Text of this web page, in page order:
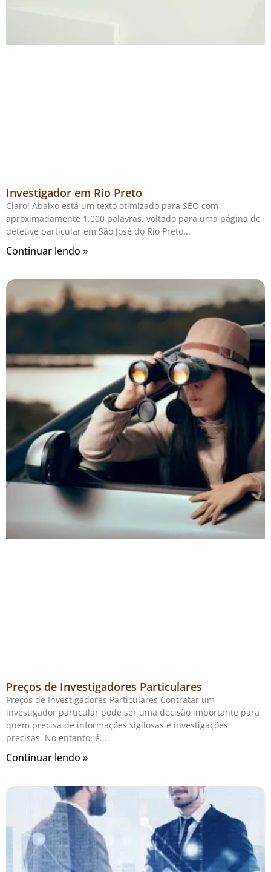
Investigador em Rio Preto
Claro! Abaixo está um texto otimizado para SEO com
aproximadamente 1.000 palavras, voltado para uma página de
detetive particular em São José do Rio Preto
Continuar lendo »
Preços de Investigadores Particulares
Preços de Investigadores Particulares Contratar um
investigador particular pode ser uma decisão importante para
quem precisa de informações sigilosas e investigações
precisas. No entanto, é
Continuar lendo »